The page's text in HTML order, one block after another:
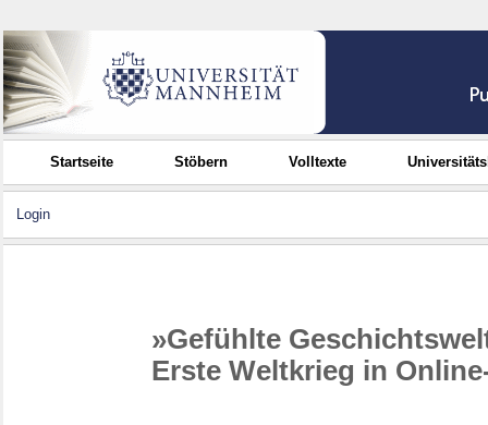
Startseite Stöbern Volltexte
Login
»Gefühlte
Erste Weltkrieg in